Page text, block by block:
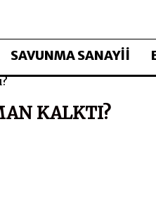
SAVUNMA SANAYİİ
KALKTI?